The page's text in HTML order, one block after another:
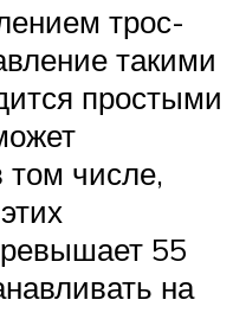
трос-
такими
простыми
том числе,
55
на